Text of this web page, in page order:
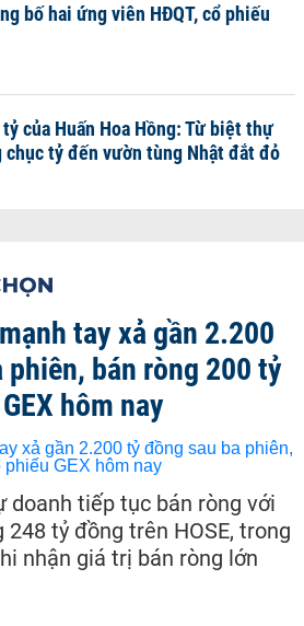
bố hai ứng viên HĐQT, cổ phiếu
của Huấn Hoa Hồng: Từ biệt thự
chục tỷ đến vườn tùng Nhật đắt đỏ
tay xả gần 2.200
bán ròng 200 tỷ
hôm nay
doanh tiếp tục bán ròng với
tỷ đồng trên HOSE, trong
nhận giá trị bán ròng lớn